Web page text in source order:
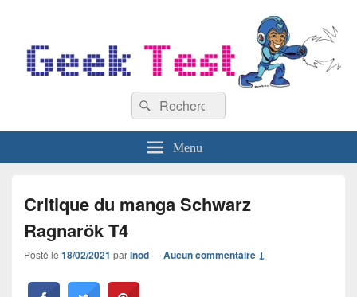
Recherche :
Rechercher
Menu
Critique du manga Schwarz
Ragnarök T4
Posté le 18/02/2021 parInod—Aucun commentaire ↓